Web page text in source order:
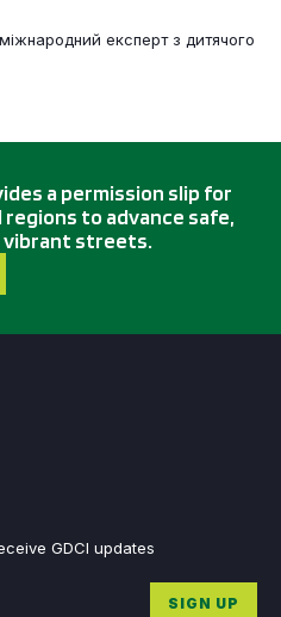
експерт з дитячого
a permission slip for
to advance safe,
vibrant streets.
GDCI updates
SIGN UP